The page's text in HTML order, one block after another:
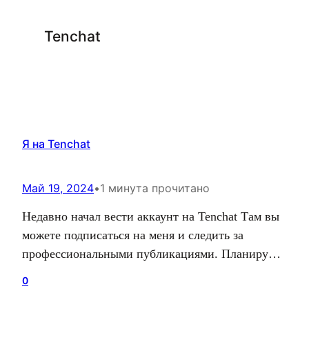
Tenchat
Я на Tenchat
Май 19, 2024•1 минута прочитано
Недавно начал вести аккаунт на Tenchat Там вы
можете подписаться на меня и следить за
профессиональными публикациями. Планирую
0